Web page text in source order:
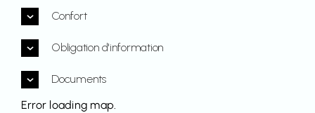
Confort
Obligation d'information
Documents
Error loading map.